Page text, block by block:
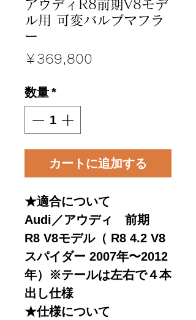
アウディR8前期V8モデ
ル用 可変バルブマフラ
ー
￥369,800
数量*
カートに追加する
★適合について
Audi／アウディ 前期
R8 V8モデル（ R8 4.2 V8
スパイダー 2007年〜2012
年）※テールは左右で４本
出し仕様
★仕様について